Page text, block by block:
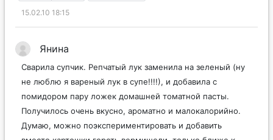
15.02.10 18:15
Янина
Сварила супчик. Репчатый лук заменила на зеленый (ну
не люблю я вареный лук в супе!!!!), и добавила с
помидором пару ложек домашней томатной пасты.
Получилось очень вкусно, ароматно и малокалорийно.
Думаю, можно поэкспериментировать и добавить